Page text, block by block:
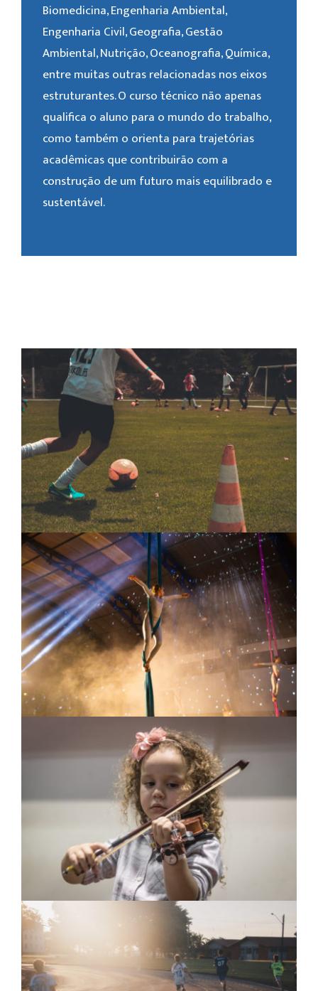
Biomedicina, Engenharia Ambiental,
Engenharia Civil, Geografia, Gestão
Ambiental, Nutrição, Oceanografia, Química,
entre muitas outras relacionadas nos eixos
estruturantes. O curso técnico não apenas
qualifica o aluno para o mundo do trabalho,
como também o orienta para trajetórias
acadêmicas que contribuirão com a
construção de um futuro mais equilibrado e
sustentável.